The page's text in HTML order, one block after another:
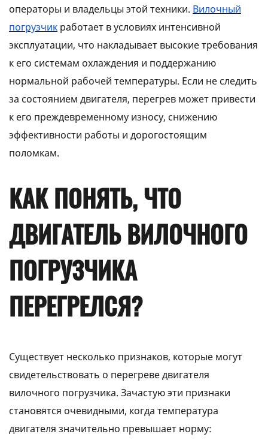
операторы и владельцы этой техники. Вилочный
погрузчик работает в условиях интенсивной
эксплуатации, что накладывает высокие требования
к его системам охлаждения и поддержанию
нормальной рабочей температуры. Если не следить
за состоянием двигателя, перегрев может привести
к его преждевременному износу, снижению
эффективности работы и дорогостоящим
поломкам.
КАК ПОНЯТЬ, ЧТО
ДВИГАТЕЛЬ ВИЛОЧНОГО
ПОГРУЗЧИКА
ПЕРЕГРЕЛСЯ?
Существует несколько признаков, которые могут
свидетельствовать о перегреве двигателя
вилочного погрузчика. Зачастую эти признаки
становятся очевидными, когда температура
двигателя значительно превышает норму: